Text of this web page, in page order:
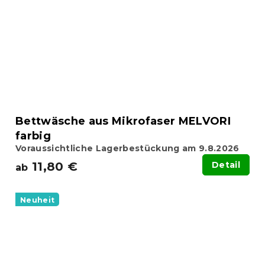
Bettwäsche aus Mikrofaser MELVORI
farbig
Voraussichtliche Lagerbestückung am 9.8.2026
ab 11,80 € Detail
Neuheit